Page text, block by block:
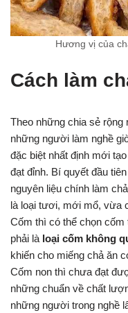
Hương vị của
Cách làm
Theo những chia sẻ
những người làm nghề
đặc biệt nhất định mới
đạt đỉnh. Bí quyết đầu
nguyên liệu chính làm
là loại tươi, mới mổ, vừa
Cốm thì có thể chọn
phải là loại cốm không
khiến cho miếng chả ăn
Cốm non thì chưa đạt
những chuẩn về chất
những người trong nghề